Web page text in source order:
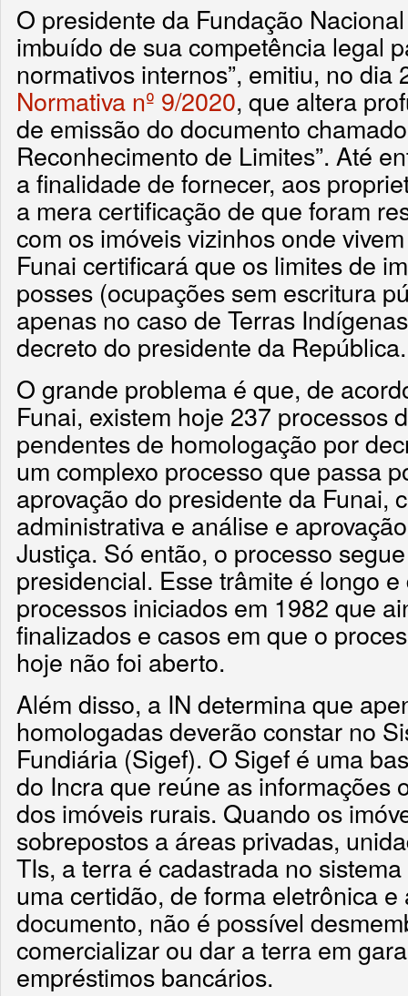
O presidente da Fundação
imbuído de sua competência legal
normativos internos”, emitiu, no dia
Normativa nº 9/2020, que altera
de emissão do documento
Reconhecimento de Limites”. Até
a finalidade de fornecer, aos
a mera certificação de que foram
com os imóveis vizinhos onde
Funai certificará que os limites de
posses (ocupações sem escritura
apenas no caso de Terras
decreto do presidente da República.
O grande problema é que, de
Funai, existem hoje 237 processos
pendentes de homologação por
um complexo processo que passa
aprovação do presidente da Funai,
administrativa e análise e
Justiça. Só então, o processo
presidencial. Esse trâmite é longo
processos iniciados em 1982 que
finalizados e casos em que o
hoje não foi aberto.
Além disso, a IN determina que
homologadas deverão constar no
Fundiária (Sigef). O Sigef é uma
do Incra que reúne as informações
dos imóveis rurais. Quando os
sobrepostos a áreas privadas,
TIs, a terra é cadastrada no
uma certidão, de forma eletrônica
documento, não é possível
comercializar ou dar a terra em
empréstimos bancários.